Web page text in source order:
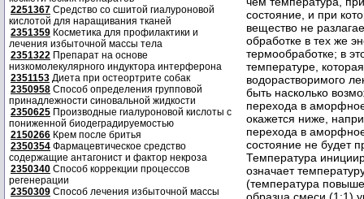
2251367 Средство со сшитой гиалуроновой
кислотой для наращивания тканей
2351359 Косметика для профилактики и
лечения избыточной массы тела
2351322 Препарат на основе
низкомолекулярного индуктора интерферона
2351153 Диета при остеортрите собак
2350958 Способ определения групповой
принадлежности синовальной жидкости
2350625 Производные гиалуроновой кислоты с
пониженной биодеградируемостью
2150266 Крем после бритья
2350354 Фармацевтическое средство
содержащие антагонист и фактор некроза
2350340 Способ коррекции процессов
регенерации
2350309 Способ лечения избыточной массы